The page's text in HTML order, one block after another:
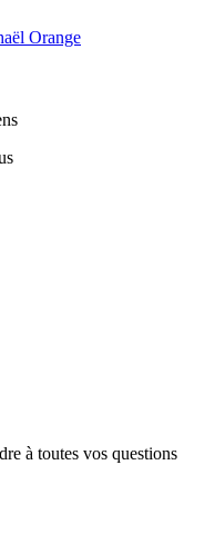
Orange
à toutes vos questions